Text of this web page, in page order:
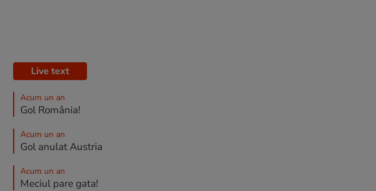
Live text
Acum un an
Gol România!
Acum un an
Gol anulat Austria
Acum un an
Meciul pare gata!